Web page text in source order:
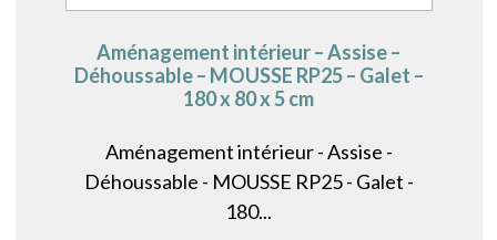
Aménagement intérieur – Assise –
Déhoussable – MOUSSE RP25 – Galet –
180 x 80 x 5 cm
Aménagement intérieur - Assise -
Déhoussable - MOUSSE RP25 - Galet -
180...